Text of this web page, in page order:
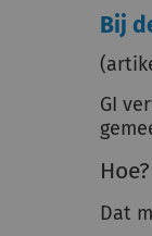
Bij
GI
Hoe?
Dat